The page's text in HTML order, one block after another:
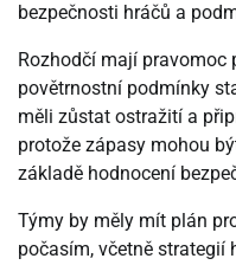
bezpečnosti hráčů a
Rozhodčí mají pravomoc
povětrnostní podmínky
měli zůstat ostražití a
protože zápasy mohou
základě hodnocení
Týmy by měly mít plán
počasím, včetně strategií